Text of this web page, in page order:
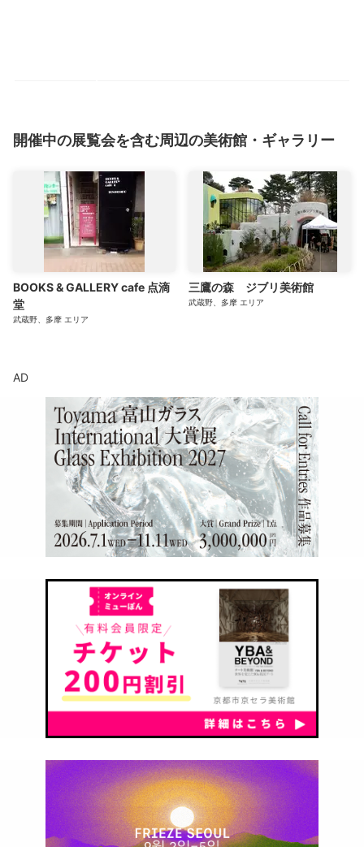
開催中の展覧会を含む周辺の美術館・ギャラリー
BOOKS & GALLERY cafe 点滴
堂
武蔵野、多摩 エリア
三鷹の森 ジブリ美術館
武蔵野、多摩 エリア
AD